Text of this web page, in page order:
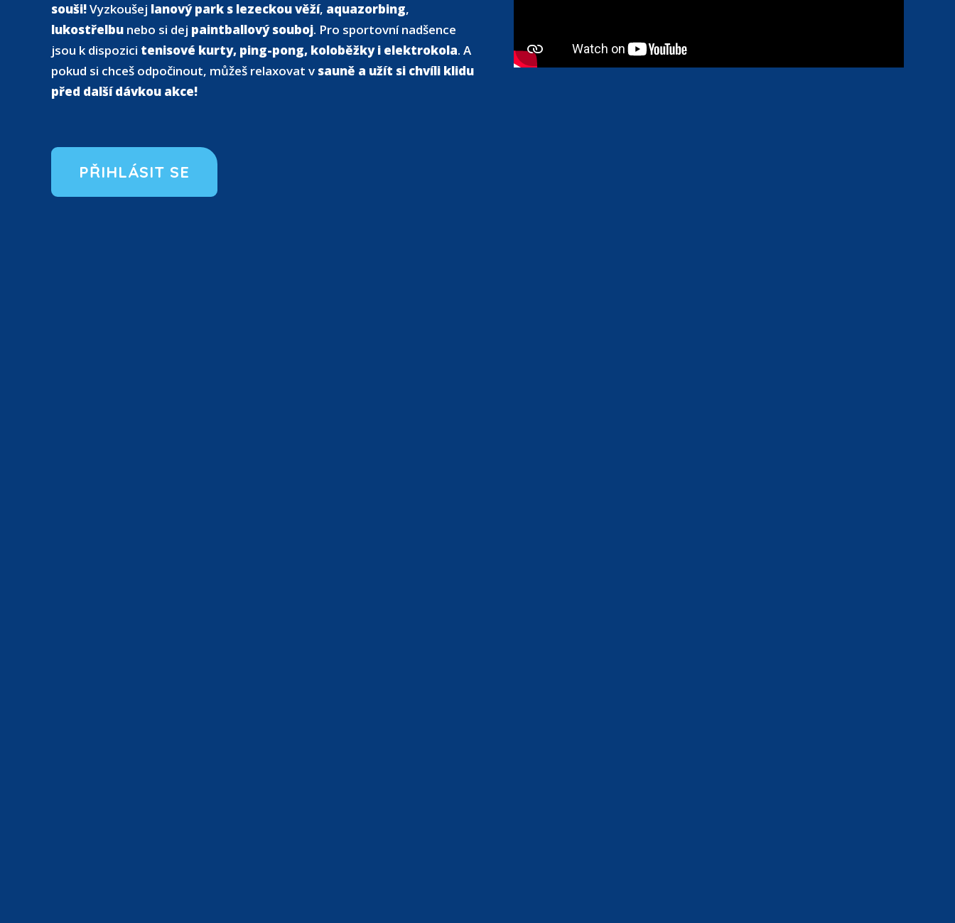
souši!Vyzkoušej lanový park s lezeckou věží, aquazorbing,
lukostřelbu nebo si dej paintballový souboj. Pro sportovní nadšence
jsou k dispozici tenisové kurty, ping-pong, koloběžky i elektrokola. A
pokud si chceš odpočinout, můžeš relaxovat v sauně a užít si chvíli klidu
před další dávkou akce!
PŘIHLÁSIT SE